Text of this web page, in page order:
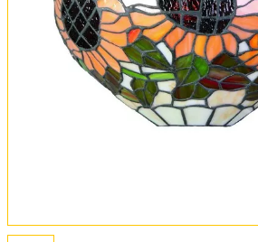
Обмен и возврат
Установка